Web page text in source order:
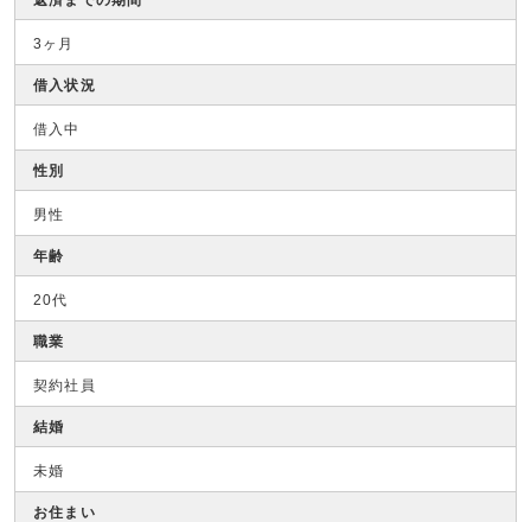
3ヶ月
借入状況
借入中
性別
男性
年齢
20代
職業
契約社員
結婚
未婚
お住まい